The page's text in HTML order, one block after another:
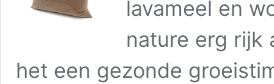
lavameel en
nature erg rijk
het een gezonde